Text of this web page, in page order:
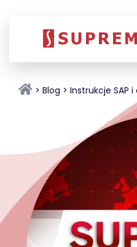
Blog Instrukcje SAP